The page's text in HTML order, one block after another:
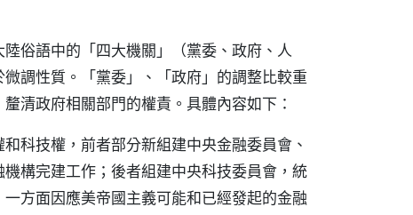
俗語中的「四大機關」（黨委、政府、人
調性質。「黨委」、「政府」的調整比較重
清政府相關部門的權責。具體內容如下：
科技權，前者部分新組建中央金融委員會、
構完建工作；後者組建中央科技委員會，統
方面因應美帝國主義可能和已經發起的金融